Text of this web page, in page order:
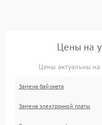
Цены на
Цены актуальны
Замена байонета
Замена электронной платы